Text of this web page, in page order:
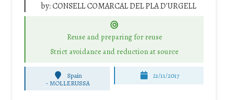
by:CONSELL COMARCAL DEL PLA D'URGELL
Reuse and preparing for reuse
Strict avoidance and reduction at source
Spain
- MOLLERUSSA
21/11/2017